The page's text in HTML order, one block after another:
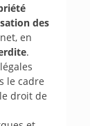
des
en
.
le cadre
droit de